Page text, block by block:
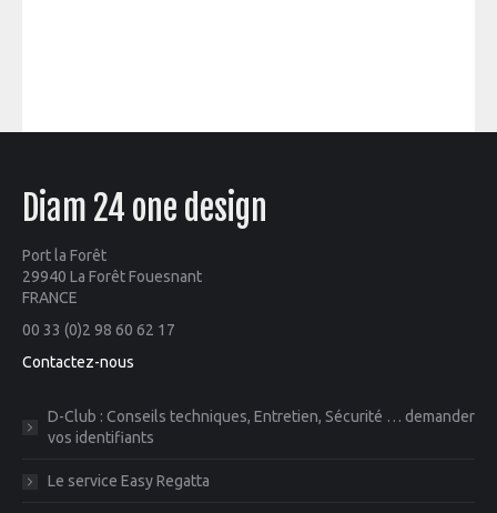
Diam 24 one design
Port la Forêt
29940 La Forêt Fouesnant
FRANCE
00 33 (0)2 98 60 62 17
Contactez-nous
D-Club : Conseils techniques, Entretien, Sécurité … demander
vos identifiants
Le service Easy Regatta